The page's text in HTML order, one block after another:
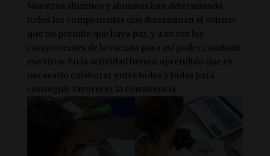
Nuestros alumnos y alumnas han determinado
todos los componentes que determinan el «virus»
que no permite que haya paz, y a su vez los
componentes de la vacuna para así poder combatir
ese virus. En la actividad hemos aprendido que es
necesario colaborar entre todos y todas para
conseguir favorecer la convivencia.